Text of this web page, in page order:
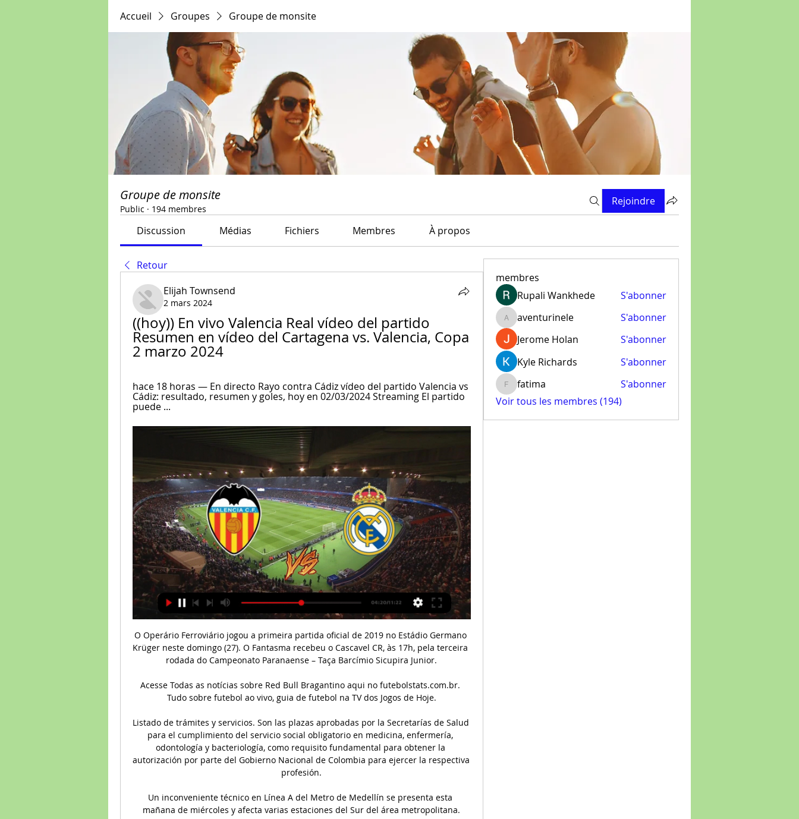
Accueil Groupes Groupe de monsite
Groupe de monsite
Public · 194 membres
Rejoindre
Discussion Médias Fichiers Membres À propos
Retour
Elijah Townsend
2 mars 2024
((hoy)) En vivo Valencia Real vídeo del partido
Resumen en vídeo del Cartagena vs. Valencia, Copa
2 marzo 2024
hace 18 horas — En directo Rayo contra Cádiz vídeo del partido Valencia vs
Cádiz: resultado, resumen y goles, hoy en 02/03/2024 Streaming El partido
puede ...
O Operário Ferroviário jogou a primeira partida oficial de 2019 no Estádio Germano Krüger neste domingo (27). O Fantasma recebeu o Cascavel CR, às 17h, pela terceira rodada do Campeonato Paranaense – Taça Barcímio Sicupira Junior.

Acesse Todas as notícias sobre Red Bull Bragantino aqui no futebolstats.com.br. Tudo sobre futebol ao vivo, guia de futebol na TV dos Jogos de Hoje.

Listado de trámites y servicios. Son las plazas aprobadas por la Secretarías de Salud para el cumplimiento del servicio social obligatorio en medicina, enfermería, odontología y bacteriología, como requisito fundamental para obtener la autorización por parte del Gobierno Nacional de Colombia para ejercer la respectiva profesión.

Un inconveniente técnico en Línea A del Metro de Medellín se presenta esta mañana de miércoles y afecta varias estaciones del Sur del área metropolitana.

Primera División Comentarios en directo del Atlético Grau v Cusco 17 de mayo de 2020, incluyendo todas las estadísticas y eventos clave del partido, actualizado al instante.

Información sobre productos y servicios de PLOMERÍA / SANITARIOS EN ARGENTINA. SuperGuíaArgentina.com.ar. Publique su anuncio gratis. Súper Guía Argentina > PLOMERÍA / SANITARIOS EN ARGENTINA. PLOMERÍA / SANITARIOS EN ARGENTINA.. Huiliches - Junin De Los Andes. A FERRO- NANNI-plomero,gasista. Reparación - Colocacion.

La San Juan Bar: Un lugar popular en tucumán - 3 opiniones y fotos de viajeros, y ofertas fantásticas para San Miguel de Tucumán, Argentina en TripAdvisor.

En el Estadio Santa Laura Universidad de Chile se pone al día en el Clausura enfrentado a Palestino por la cuarta fecha del fútbol chileno. El partido comenzará a las 19:30 (hora Chile). U de Chile vs Palestino será transmisión de CDF PREMIUM. Enviar por correo electrónico Escribe un blog Compartir con Twitter Compartir con Facebook.

Consiga nuestros pronósticos y sigue el resultado de tus apuestas en directo del partido León vs. Pachuca de Liga MX (Fútbol) el 26.01.2020.

Real Madrid 5 - Valencia 1: resumen, goles y resultado del 11 nov 2023 — Rodrygo , jugador del Real Madrid, en Real Madrid TV. El Madrid presume de brasileños. El conjunto blanco pone este titular al partido: "¡Sábado ...

Ante Quilmes en la semifinal del Torneo de Verano. En el Lucio Casarín, desde las 21,30 horas,. Atlético de Rafaela derrotó a El Tala de Rosario por 80 a 79 el viernes (28/02) por la noche y sigue liderando la Zona D de la Fase Regular de la Liga Provincial de Mayores.

Escucha y descarga los episodios de Podcast Directo a la Red gratis. El Valencia se adelantó en el marcador frente al Levante con el tanto de Santi Mina. Programa: Podcast Directo a la Red. Descripción de Valencia 1-0 Levante -Santi Mina-El Valencia se adelantó en el marcador frente al Levante …

Los cusqueños no quieren perderle el rastro a los íntimos y, sin mayores contratiempos apabullaron 4 a 0 al modesto Alianza Atlético de Sullana.

Este proyecto busca tecnificar y mejorar la calidad de los productos lácteos elaborados por empresas en el Cesar. La Cámara de Comercio de Valledupar, viene adelantando una encomiable gestión con el proyecto del ‘Clúster Lácteo’ en el departamento del Cesar...

Les compartimos imágenes de nuestro partido el día de ayer en la liga de San José de calazan,en la cual nuestro equipo sub 17 venció 2 a 0 a nuestro símilar de Pachuca urrse.Con esta victoria empezamos con el pie derecho nuestro camino este 2020.

Atlético Nacional padeció una noche negra mientras que Cienciano de Perú demostró por qué se ha constituido en la sensación de la Copa Sudamericana, según la "radiografía" que hace la.

ESPN en vivo, Real Madrid vs. Valencia gratis por LaLiga EA EN DIRECTOValencia en vivo online gratis se enfrentan este sábado 2 de marzo del 2024 por la fecha 27 de LaLiga, desde el Estadio de Mestalla. El partido ...El Comercio Perú · La Secta Deportiva

El Real Sociedad - Osasuna de copa se jugará este miércoles 29 de enero en el Estadio de Anoeta a las 21.00 horas de la noche. el partido es correspondiente a la ronda de octavos de final de Copa.

VALENCIA vs REAL MADRID en VIVO| LA LIGA| JORNADA 27 YouTube YouTube EN DIRECTO YouTube Adrian Yurgel

05/03/2020. PAMI JUNTO A AFIP y ANSES TRABAJANDO PARA QUE LAS PERSONAS PUEDAN VIVIR MEJOR. PAMI firmó un convenio para dar a conocer entre las personas mayores las medidas que ayudan a mejorar su calidad de vida, como la devolución del 15% del IVA en la compra de alimentos con tarjeta.

Queremos compartir con todos ustedes, la despedida del staff de Platense de Primera en una cena inolvidable, con dos invitados de lujo,. hablando del...

Colo Colo perdió por la cuenta mínima frente a Curicó Unido este lunes en el Estadio La Granja,. mientras que los “torteros” suman 12 y quedan como sublíderes junto a Unión La Calera, a tres de Universidad Católica, el exclusivo puntero. En la ponderada, en tanto, el “Popular” es 12° con 1,240 y los del Maule cuartos con 1,610

Resumen en vídeo del Valencia vs. Real Madrid, LaLiga hace 1 hora — Resumen en vídeo del Valencia vs. Real Madrid, LaLiga 2023-24: goles y polémicas del partido Los Blancos visitan a los Chés es un ...

Valencia CF: Web Oficial Página web oficial del Valencia CF. Toda la información del Club. Noticias, calendario, venta de entradas, fotos, vídeos y servicios a los aficionados.

5.0 03 Partidazo: Peñarol – Danubio Peñarol – Danubio verán las caras en el duelo más esperado de la DTA. Será a partir de las 20:45 en el Palacio Peñarol Por primera vez estos dos equipos que se vieron la cara infinidad de veces en partidos de fútbol tendrán su duelo en un encuentro de básquetbol.

Toda la información del partido Villa Nova vs Atl. Mineiro en vivo de Mineiro 1 (14 Marzo 2020): Resumen, Estadísticas, Alineación y Resultados - Besoccer

Conoce las fechas y horarios de los partidos de la final del Apertura 2019 del Ascenso MX, entre Alebrijes de Oaxaca y Zacatepec.. Victoria del Zacatepec sobre el Atlante termina en bronca.

En vivo Valencia vs Real M vídeo del partido En directo Vale hace 2 minutos — En vivo Valencia vs Real M vídeo del partido En directo Valencia CF contra Real Madrid vídeo del partido 02/03/2024 En vivo Valencia CF vs ...

Portimonense - Gil Vicente (sábado, 15h30) Marítimo - Vitória de Setúbal (sábado, 15h30) Benfica - Tondela (sábado, 18h)* Vitória SC - Sporting (sábado, 20h30)

Valencia - Real Madrid: horario y dónde ver en directo por hace 1 hora — Este es el horario y el canal de televisión dónde podrás ver en directo el Valencia - Real Madrid. A qué hora empieza y cuándo es el partido ...

Klompenhouwer se corona en Valencia y se proclama campeona del mundo por cuarta vez Theresa Klompenhouwer revalidó el título mundial y en el Salón Noble del Ateneo Mercantil de Valencia y …

Este martes se realiza la cuarta charla sobre Enfermedades de Transmisión Sexual, Métodos Anticonceptivos y Prevención de Embarazo Adolescente organizadas por e Hospital Santa Rosa de Chajarí. En esta oportunidad, será el turno de la Escuela Nº 4 Justo José de Urquiza y estará a cargo de diferentes profesionales del nosocomio local.

Informacion sobre licitaciones de obras publicas y privadas en la Republica Argentina. ObraPublica.com | Licitaciones de Obras Públicas en la Argentina Olvidé mi clave. Portada Licitaciones Aperturas Noticias Suscripción Contacto Mi Carpeta Mi Búsqueda . Accesos directos.

Información actualizada de La Plata, de la Argentina. pincha se presentó con su equipo en el estadio Centenario de la ciudad quilmeña justamente en la victoria de Quilmes. Talleres (RdE.

El primer diario digital de Chile.. como se demostró en el partido en el que Palestino recibió a la Universidad de Chile.. Inician trabajos de extensión de Línea 2 del Metro que llegará.

UNIVERSIDAD DE CHILE Facultad de Filosofía y Humanidades Escuela de Postgrado IDENTIDAD CHILENO-ÁRABE, MEMORIA E INTERCULTURALIDAD EN EL VIAJERO DE LA ALFOMBRA MÁGICA DE WALTER GARIB Tesis para optar al grado de Magíster en Literatura

~!*"[Directo]En vivo Valencia vs Real Madrid vídeo del partido Valencia vs Real Madrid Live free : It's Valencia vs Real Madrid Live Online Free and this Today Spanish LALIGA Real Madrid Valencia vs Real ...Soinsvirtuels Msss Gouv QC News · Hace 5 minutos

A los 19 años ingresó al programa de formación de intérpretes de la Universidad de Costa Rica. En el 2011 recibió el aval de la Asociación Nacional de Sordos de Costa Rica que la calificó como intérprete. Vivió su primera experiencia a nivel internacional trabajando como intérprete de …

Valencia contra Real vídeo del partido Resumen del FC Barcelona: partido en directo 2 marzo 2024 En Directo. hace 19 horas — El técnico del Real Madrid también explicó que Jude Bellingham jugará contra el ...

Hay 87 localidades donde se encuentran resultados relacionados con Linea Directa. Estos resultados pueden estar relacionados con construccion, pisos, industria, servicios industriales, Publicidad, Barcelona, línea, inmuebles, mantenimiento, Muebles. A continuación le mostramos los 30 primeros resultados de la búsqueda.

Ver el partido de Real Sociedad - Osasuna en directo gratis en Internet. Vive el fútbol de LaLiga Santander en directo desde La Provincia - Diario de Las Palmas.

O Brusque/SC inicia sua caminhada na Série C recebendo o Ypiranga/RS, às 17 horas do mesmo dia 8, no Estádio Augusto Bauer. O encerramento da primeira rodada será na segunda-feira, dia 10 de agosto, no confronto entre Londrina/PR e Criciúma/SC, marcado para as 20 horas no Estádio Vitorino G. Dias.

Todavia, não foi desta que o marcador se manteve inalterado at�Cienciano del Cusco sigue luchando en busca de la permanencia en la máxima división del fútbol peruano y ADFP ya emitió la Resolución Nº 084-CJ/ADFP-2015,... Enterate más

Universidad de Costa Rica, Institución Benemérita de la Patria, de educación superior costarricense. UCR, Pilar de la Investigación, la Docencia y la Acción Social

León XIII lo llamó "el santo de todo el mundo", porq
membres
Rupali Wankhede
S'abonner
aventurinele
aventurinele
S'abonner
Jerome Holan
S'abonner
Kyle Richards
S'abonner
fatima
fatima
S'abonner
Voir tous les membres (194)